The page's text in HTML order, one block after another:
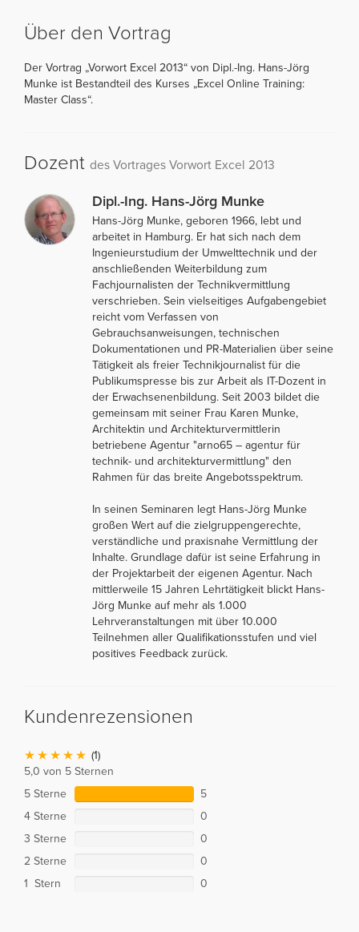
Über den Vortrag
Der Vortrag „Vorwort Excel 2013“ von Dipl.-Ing. Hans-Jörg
Munke ist Bestandteil des Kurses „Excel Online Training:
Master Class“.
Dozent des Vortrages Vorwort Excel 2013
Dipl.-Ing. Hans-Jörg Munke
Hans-Jörg Munke, geboren 1966, lebt und
arbeitet in Hamburg. Er hat sich nach dem
Ingenieurstudium der Umwelttechnik und der
anschließenden Weiterbildung zum
Fachjournalisten der Technikvermittlung
verschrieben. Sein vielseitiges Aufgabengebiet
reicht vom Verfassen von
Gebrauchsanweisungen, technischen
Dokumentationen und PR-Materialien über seine
Tätigkeit als freier Technikjournalist für die
Publikumspresse bis zur Arbeit als IT-Dozent in
der Erwachsenenbildung. Seit 2003 bildet die
gemeinsam mit seiner Frau Karen Munke,
Architektin und Architekturvermittlerin
betriebene Agentur "arno65 – agentur für
technik- und architekturvermittlung" den
Rahmen für das breite Angebotsspektrum.
In seinen Seminaren legt Hans-Jörg Munke
großen Wert auf die zielgruppengerechte,
verständliche und praxisnahe Vermittlung der
Inhalte. Grundlage dafür ist seine Erfahrung in
der Projektarbeit der eigenen Agentur. Nach
mittlerweile 15 Jahren Lehrtätigkeit blickt Hans-
Jörg Munke auf mehr als 1.000
Lehrveranstaltungen mit über 10.000
Teilnehmen aller Qualifikationsstufen und viel
positives Feedback zurück.
Kundenrezensionen
(1)
5,0 von 5 Sternen
5 Sterne
5
4 Sterne
0
3 Sterne
0
2 Sterne
0
1 Stern
0